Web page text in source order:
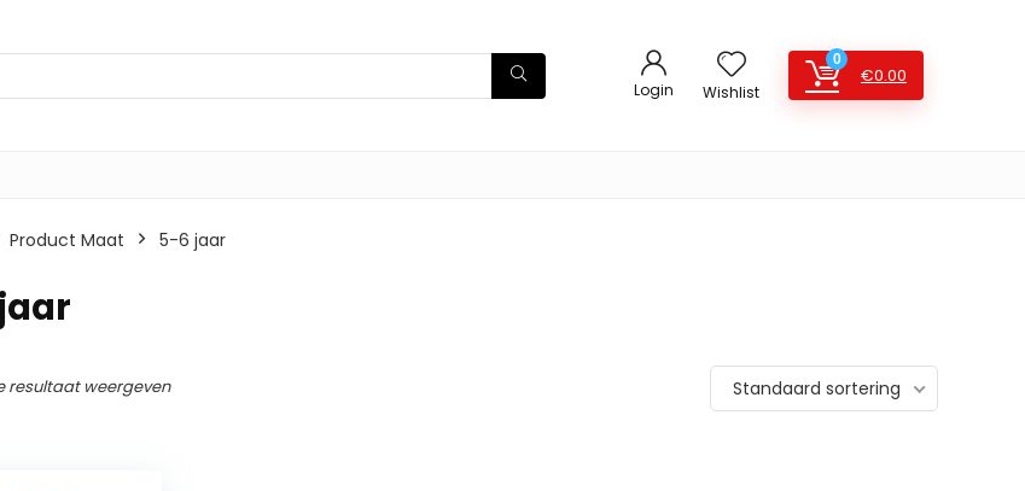
Login Wishlist
0
€0.00
Product Maat 5-6 jaar
resultaat weergeven Standaard sortering